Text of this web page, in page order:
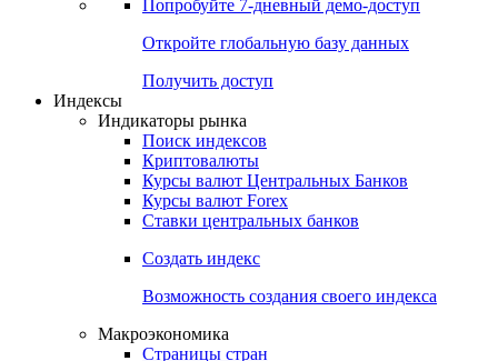
Календарь инвестора
Попробуйте7-дневный
Откройте глобальную базу данных
Получить доступ
Индикаторы рынка
Поиск индексов
Курсы валют Центральных Банков
Ставки центральных банков
Создать индекс